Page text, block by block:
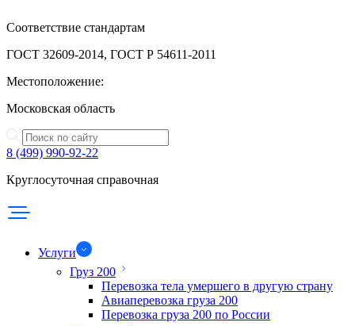
Соответствие стандартам
ГОСТ 32609-2014, ГОСТ Р 54611-2011
Местоположение:
Московская область
8 (499) 990-92-22
Круглосуточная справочная
Услуги
Груз 200
Перевозка тела умершего в другую страну
Авиаперевозка груза 200
Перевозка груза 200 по России